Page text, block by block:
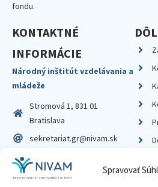
Spravovať
fondu.
KONTAKTNÉ
INFORMÁCIE
Národný inštitút vzdelávania a
mládeže
Stromová 1, 831 01
Bratislava
sekretariat.gr@nivam.sk
IČO: 00164348
DIČ: 2020798714